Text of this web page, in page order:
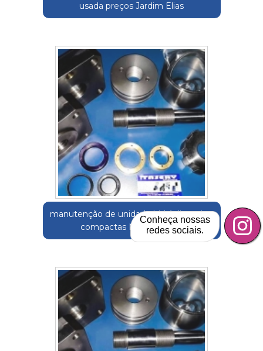
usada preços Jardim Elias
manutenção de unidade hidráulicas tipo
compactas Nova Odessa
Conheça nossas
redes sociais.